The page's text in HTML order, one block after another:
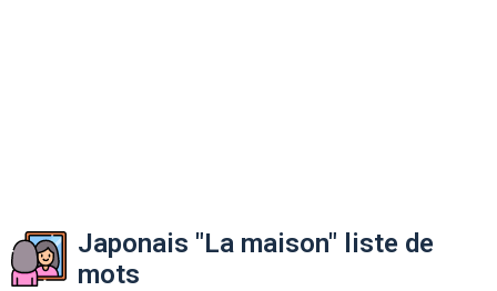
Japonais "La maison" liste de
mots